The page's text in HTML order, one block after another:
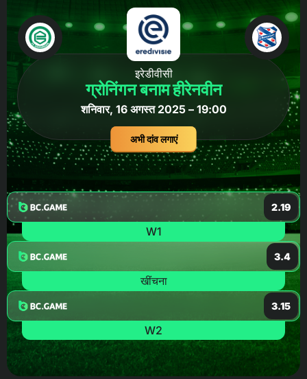
इरेडीवीसी
ग्रोनिंगन बनाम हीरेनवीन
शनिवार, 16 अगस्त 2025 – 19:00
अभी दांव लगाएं
2.19
W1
3.4
खींचना
3.15
W2